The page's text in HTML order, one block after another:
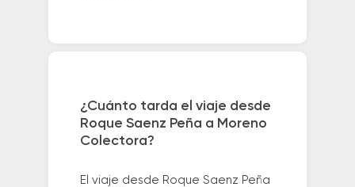
¿Cuánto tarda el viaje desde
Roque Saenz Peña a Moreno
Colectora?
El viaje desde Roque Saenz Peña